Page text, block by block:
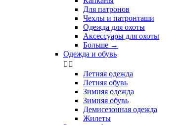
Для патронов
Чехлы и патронташи
Одежда для охоты
Аксессуары для охоты
Больше →
Одежда и обувь
 
Летняя одежда
Летняя обувь
Зимняя одежда
Зимняя обувь
Демисезонная одежда
Жилеты